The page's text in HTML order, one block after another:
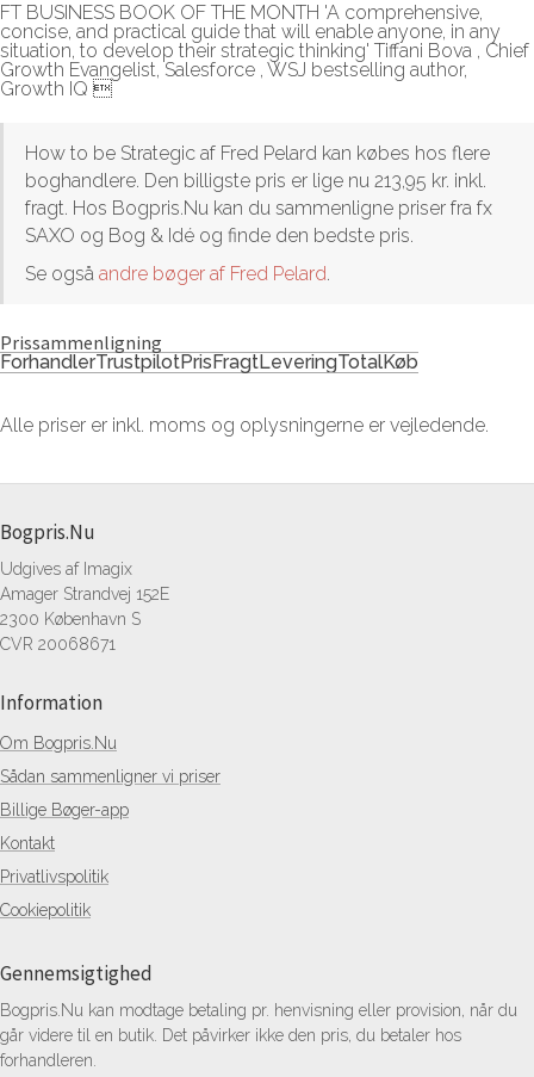
FT BUSINESS BOOK OF THE MONTH 'A comprehensive,
concise, and practical guide that will enable anyone, in any
situation, to develop their strategic thinking' Tiffani Bova , Chief
Growth Evangelist, Salesforce , WSJ bestselling author,
Growth IQ 
How to be Strategic af Fred Pelard kan købes hos flere
boghandlere. Den billigste pris er lige nu 213,95 kr. inkl.
fragt. Hos Bogpris.Nu kan du sammenligne priser fra fx
SAXO og Bog & Idé og finde den bedste pris.
Se også andre bøger af Fred Pelard.
Prissammenligning
ForhandlerTrustpilotPrisFragtLeveringTotalKøb
Alle priser er inkl. moms og oplysningerne er vejledende.
Bogpris.Nu
Udgives af Imagix
Amager Strandvej 152E
2300 København S
CVR 20068671
Information
Om Bogpris.Nu
Sådan sammenligner vi priser
Billige Bøger-app
Kontakt
Privatlivspolitik
Cookiepolitik
Gennemsigtighed
Bogpris.Nu kan modtage betaling pr. henvisning eller provision, når du
går videre til en butik. Det påvirker ikke den pris, du betaler hos
forhandleren.